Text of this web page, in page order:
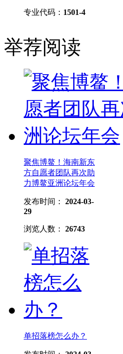
专业代码： 1501-4
举荐阅读
聚焦博鳌！海南新东
方自愿者团队再次助
力博鳌亚洲论坛年会
发布时间： 2024-03-
29
浏览人数： 26743
单招落榜怎么办？